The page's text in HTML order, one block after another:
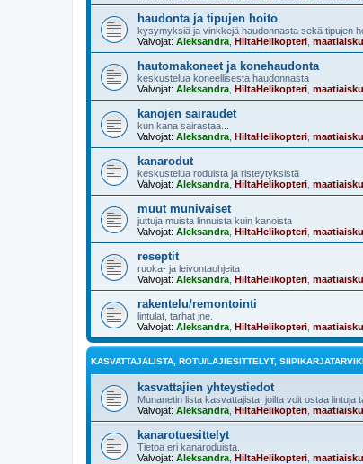
haudonta ja tipujen hoito
kysymyksiä ja vinkkejä haudonnasta sekä tipujen
Valvojat: Aleksandra HiltaHelikopteri
hautomakoneet ja konehaudonta
keskustelua koneellisesta haudonnasta
Valvojat: Aleksandra HiltaHelikopteri
kanojen sairaudet
kun kana sairastaa...
Valvojat: Aleksandra HiltaHelikopteri
kanarodut
keskustelua roduista ja risteytyksistä
Valvojat: Aleksandra HiltaHelikopteri
muut munivaiset
juttuja muista linnuista kuin kanoista
Valvojat: Aleksandra HiltaHelikopteri
reseptit
ruoka- ja leivontaohjeita
Valvojat: Aleksandra HiltaHelikopteri
rakentelu/remontointi
lintulat, tarhat jne.
Valvojat: Aleksandra HiltaHelikopteri
KASVATTAJALISTA, ROTU/LAJIESITTELYT,
kasvattajien yhteystiedot
Munanetin lista kasvattajista, joilta voit ostaa lintuja
Valvojat: Aleksandra HiltaHelikopteri
kanarotuesittelyt
Tietoa eri kanaroduista.
Valvojat: Aleksandra HiltaHelikopteri